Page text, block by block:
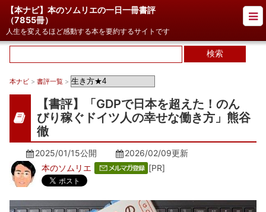
【本ナビ】本のソムリエの一日一冊書評
（7855冊）
人生を変えるほど感動する本を要約するサイトです
本ナビ > 書評一覧 >
【書評】「GDPで日本を超えた！のん
びり稼ぐドイツ人の幸せな働き方」熊谷
徹
2025/01/15公開 2026/02/09更新
本のソムリエ
[PR]